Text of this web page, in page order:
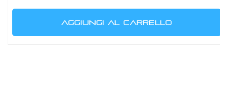
AGGIUNGI AL CARRELLO